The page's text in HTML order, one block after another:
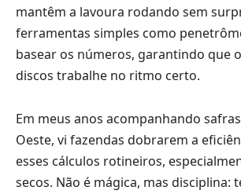
mantêm a lavoura rodando sem
ferramentas simples como
basear os números, garantindo que
discos trabalhe no ritmo certo.
Em meus anos acompanhando
Oeste, vi fazendas dobrarem a
esses cálculos rotineiros,
secos. Não é mágica, mas disciplina: